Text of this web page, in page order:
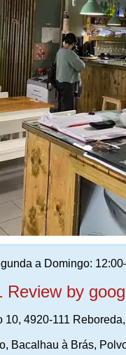
a Domingo:
Review by
10, 4920-111 Reboreda,
Bacalhau à Brás,